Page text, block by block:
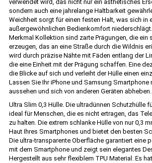
verwendet wird, das nicht nur ein ästhetisches
sondern auch eine jahrelange Haltbarkeit
Weichheit sorgt für einen festen Halt, was sich in
außergewöhnlichen Bedienkomfort
Merkmal Kollektion sind zarte Prägungen, die ein
erzeugen, das an eine Straße durch die Wildnis
wird durch präzise Nähte mit Fäden entlang der
die eine Einheit mit der Prägung schaffen. Eine
die Blicke auf sich und verleiht der Hülle einen
Lassen Sie Ihr iPhone und Samsung Smartphone
aussehen und sich von anderen Geräten abheben.
Ultra Slim 0,3 Hülle. Die ultradünnen Schutzhülle
ideal für Menschen, die es nicht ertragen, das
zu halten. Die extrem schlanke Hülle von nur 0,3
Haut Ihres Smartphones und bietet den besten
Die ultra-transparente Oberfläche garantiert eine
mit dem Smartphone und zeigt sein elegantes
Hergestellt aus sehr flexiblem TPU Material. Es